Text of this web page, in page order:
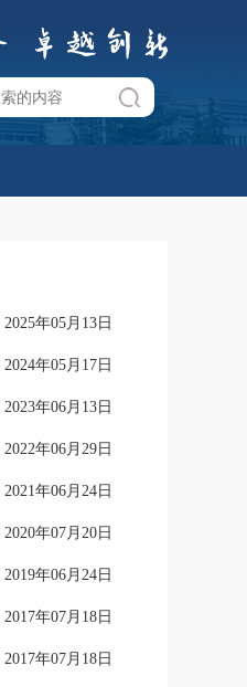
2025年05月13日
2024年05月17日
2023年06月13日
2022年06月29日
2021年06月24日
2020年07月20日
2019年06月24日
2017年07月18日
2017年07月18日